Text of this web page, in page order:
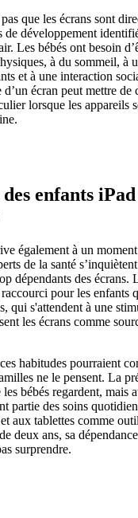
que les écrans sont
de développement
Les bébés ont besoin
à du sommeil, à
et à une interaction
écran peut mettre de
lorsque les appareils
enfants
également à un
de la santé
dépendants des écrans.
pour les enfants
qui s'attendent à une
les écrans comme
habitudes pourraient
ne le pensent. La
les bébés regardent, mais
partie des soins
aux tablettes comme
deux ans, sa
surprendre.